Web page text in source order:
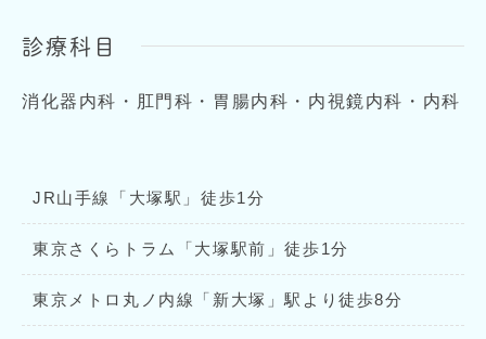
診療科目
消化器内科・肛門科・胃腸内科・内視鏡内科・内科
JR山手線「大塚駅」徒歩1分
東京さくらトラム「大塚駅前」徒歩1分
東京メトロ丸ノ内線「新大塚」駅より徒歩8分